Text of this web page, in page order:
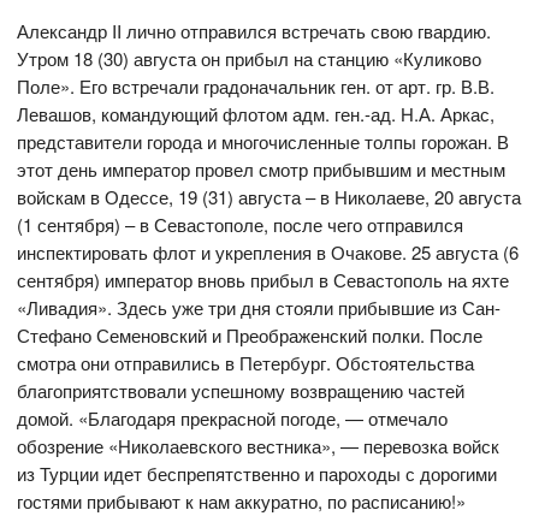
Александр II лично отправился встречать свою гвардию.
Утром 18 (30) августа он прибыл на станцию «Куликово
Поле». Его встречали градоначальник ген. от арт. гр. В.В.
Левашов, командующий флотом адм. ген.-ад. Н.А. Аркас,
представители города и многочисленные толпы горожан. В
этот день император провел смотр прибывшим и местным
войскам в Одессе, 19 (31) августа – в Николаеве, 20 августа
(1 сентября) – в Севастополе, после чего отправился
инспектировать флот и укрепления в Очакове. 25 августа (6
сентября) император вновь прибыл в Севастополь на яхте
«Ливадия». Здесь уже три дня стояли прибывшие из Сан-
Стефано Семеновский и Преображенский полки. После
смотра они отправились в Петербург. Обстоятельства
благоприятствовали успешному возвращению частей
домой. «Благодаря прекрасной погоде, — отмечало
обозрение «Николаевского вестника», — перевозка войск
из Турции идет беспрепятственно и пароходы с дорогими
гостями прибывают к нам аккуратно, по расписанию!»